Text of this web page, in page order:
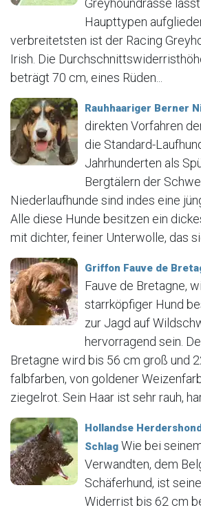
Greyhoundrasse
Haupttypen
verbreitetsten ist der Racing
Irish. Die
beträgt 70 cm, eines Rüden...
Rauhhaariger Berner
direkten Vorfahren
die Standard-
Jahrhunderten als
Bergtälern der
Niederlaufhunde sind indes eine
Alle diese Hunde besitzen ein
mit dichter, feiner Unterwolle, das
Griffon Fauve de
Fauve de Bretagne,
starrköpfiger Hund
zur Jagd auf
hervorragend sein.
Bretagne wird bis 56 cm groß und
falbfarben, von goldener
ziegelrot. Sein Haar ist sehr rauh,
Hollandse
Schlag Wie bei
Verwandten, dem
Schäferhund, ist
Widerrist bis 62 cm